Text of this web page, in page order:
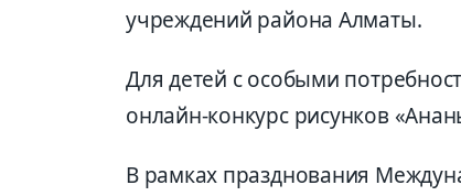
учреждений района Алматы.
Для детей с особыми
онлайн-конкурс рисунков
В рамках празднования